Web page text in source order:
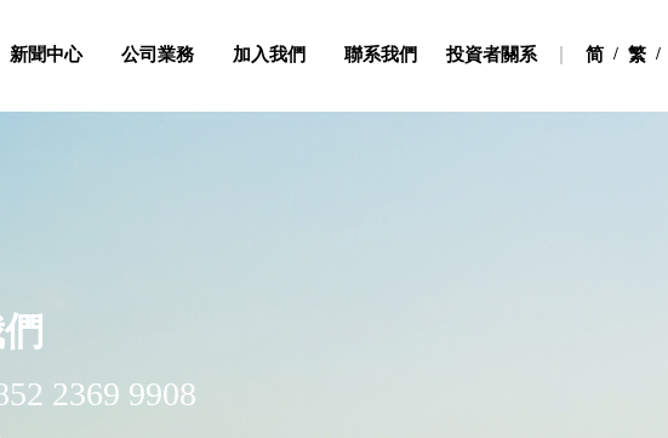
新聞中心 公司業務 加入我們 聯系我們 投資者關系 简 / 繁 /
貨船租貸及擁有運營、澱粉加工廠